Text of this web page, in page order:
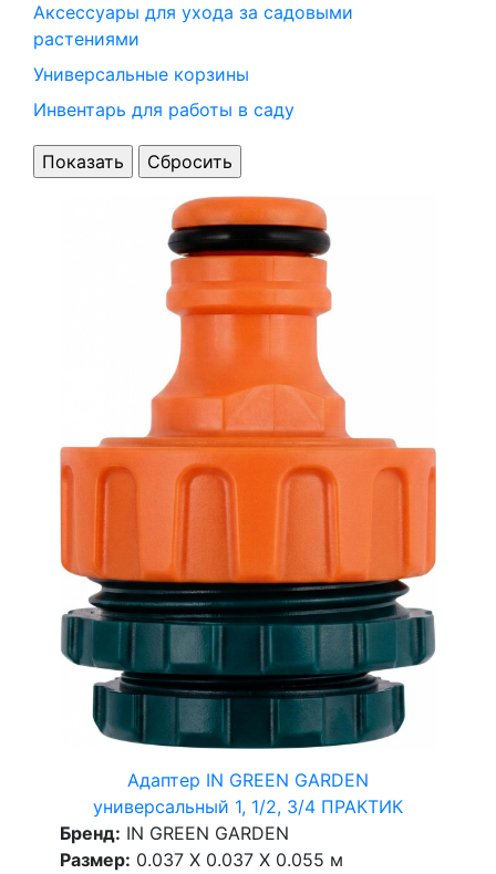
Аксессуары для ухода за садовыми
растениями
Универсальные корзины
Инвентарь для работы в саду
Адаптер IN GREEN GARDEN
универсальный 1, 1/2, 3/4 ПРАКТИК
Бренд: IN GREEN GARDEN
Размер: 0.037 X 0.037 X 0.055 м